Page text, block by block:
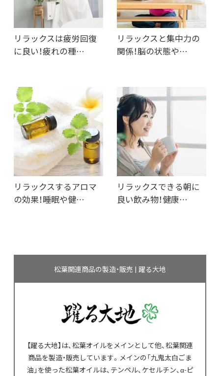
リラックスは疲労回復
に良い！疲れの種…
リラックスと集中力の
関係！脳の状態や…
リラックスするアロマ
の効果！睡眠や健…
リラックスできる朝に
良い飲み物！健康…
松葉関連商品の製造・販売 | 躍る大地
【躍る大地】は、松葉オイルをメインとして他、松葉関連
商品を製造・販売しています。メインの「九鬼太白ごま
油」を使った松葉オイルは、テンペル、ケセルチン、α-ピ